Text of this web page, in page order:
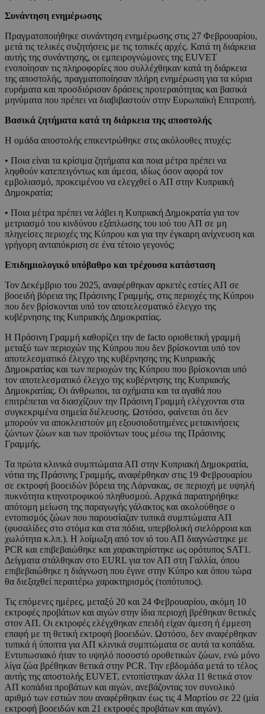
Συνάντηση ενημέρωσης
Πραγματοποιήθηκε συνάντηση ενημέρωσης στις 27 Φεβρουαρίου,
μετά τις τελικές συζητήσεις με τις τοπικές αρχές. Κατά τη διάρκεια
αυτής της συνάντησης, οι εμπειρογνώμονες της EUVET
ενοποίησαν τις πληροφορίες που συλλέχθηκαν κατά τη διάρκεια
της αποστολής, πραγματοποίησαν πλήρη ενημέρωση για τα κύρια
ευρήματα και προσδιόρισαν δράσεις προτεραιότητας και βασικά
μηνύματα που πρέπει να διαβιβαστούν στην Ευρωπαϊκή Επιτροπή.
Βασικά ζητήματα κατά τη διάρκεια της αποστολής
Η ομάδα αποστολής επικεντρώθηκε στις ακόλουθες πτυχές:
• Ποια είναι τα κρίσιμα ζητήματα και ποια μέτρα πρέπει να
ληφθούν κατεπειγόντως και άμεσα, ιδίως όσον αφορά τον
εμβολιασμό, προκειμένου να ελεγχθεί ο ΑΠ στην Κυπριακή
Δημοκρατία;
• Ποια μέτρα πρέπει να λάβει η Κυπριακή Δημοκρατία για τον
μετριασμό του κινδύνου εξάπλωσης του ιού του ΑΠ σε μη
πληγείσες περιοχές της Κύπρου και για την έγκαιρη ανίχνευση και
γρήγορη ανταπόκριση σε ένα τέτοιο γεγονός;
Επιδημιολογικό υπόβαθρο και τρέχουσα κατάσταση
Τον Δεκέμβριο του 2025, αναφέρθηκαν αρκετές εστίες ΑΠ σε
βοοειδή βόρεια της Πράσινης Γραμμής, στις περιοχές της Κύπρου
που δεν βρίσκονται υπό τον αποτελεσματικό έλεγχο της
κυβέρνησης της Κυπριακής Δημοκρατίας.
Η Πράσινη Γραμμή καθορίζει την de facto οριοθετική γραμμή
μεταξύ των περιοχών της Κύπρου που δεν βρίσκονται υπό τον
αποτελεσματικό έλεγχο της κυβέρνησης της Κυπριακής
Δημοκρατίας και των περιοχών της Κύπρου που βρίσκονται υπό
τον αποτελεσματικό έλεγχο της κυβέρνησης της Κυπριακής
Δημοκρατίας. Οι άνθρωποι, τα οχήματα και τα αγαθά που
επιτρέπεται να διασχίζουν την Πράσινη Γραμμή ελέγχονται στα
συγκεκριμένα σημεία διέλευσης. Ωστόσο, φαίνεται ότι δεν
μπορούν να αποκλειστούν μη εξουσιοδοτημένες μετακινήσεις
ζώντων ζώων και των προϊόντων τους μέσω της Πράσινης
Γραμμής.
Τα πρώτα κλινικά συμπτώματα ΑΠ στην Κυπριακή Δημοκρατία,
νότια της Πράσινης Γραμμής, αναφέρθηκαν στις 19 Φεβρουαρίου
σε εκτροφή βοοειδών βόρεια της Λάρνακας, σε περιοχή με υψηλή
πυκνότητα κτηνοτροφικού πληθυσμού. Αρχικά παρατηρήθηκε
απότομη μείωση της παραγωγής γάλακτος και ακολούθησε ο
εντοπισμός ζώων που παρουσίαζαν τυπικά συμπτώματα ΑΠ
(φυσαλίδες στο στόμα και στα πόδια, υπερβολική σιελόρροια και
χωλότητα κ.λπ.). Η λοίμωξη από τον ιό του ΑΠ διαγνώστηκε με
PCR και επιβεβαιώθηκε και χαρακτηρίστηκε ως ορότυπος SAT1.
Δείγματα στάλθηκαν στο EURL για τον ΑΠ στη Γαλλία, όπου
επιβεβαιώθηκε η διάγνωση που έγινε στην Κύπρο και όπου τώρα
θα διεξαχθεί περαιτέρω χαρακτηρισμός (τοπότυπος).
Τις επόμενες ημέρες, μεταξύ 20 και 24 Φεβρουαρίου, ακόμη 10
εκτροφές προβάτων και αιγών στην ίδια περιοχή βρέθηκαν θετικές
στον ΑΠ. Οι εκτροφές ελέγχθηκαν επειδή είχαν άμεση ή έμμεση
επαφή με τη θετική εκτροφή βοοειδών. Ωστόσο, δεν αναφέρθηκαν
τυπικά ή ύποπτα για ΑΠ κλινικά συμπτώματα σε αυτά τα κοπάδια.
Εντυπωσιακό ήταν το υψηλό ποσοστό οροθετικών ζώων, ενώ μόνο
λίγα ζώα βρέθηκαν θετικά στην PCR. Την εβδομάδα μετά το τέλος
αυτής της αποστολής EUVET, εντοπίστηκαν άλλα 11 θετικά στον
ΑΠ κοπάδια προβάτων και αιγών, ανεβάζοντας τον συνολικό
αριθμό των εστιών που αναφέρθηκαν έως τις 4 Μαρτίου σε 22 (μία
εκτροφή βοοειδών και 21 εκτροφές προβάτων και αιγών).